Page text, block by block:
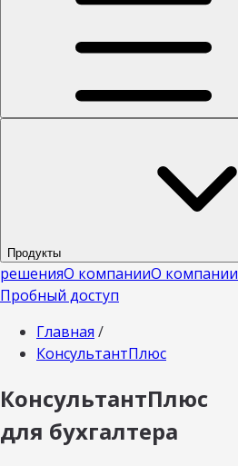
Продукты
решенияО компанииО компании
Пробный доступ
Главная /
КонсультантПлюс
КонсультантПлюс
для бухгалтера